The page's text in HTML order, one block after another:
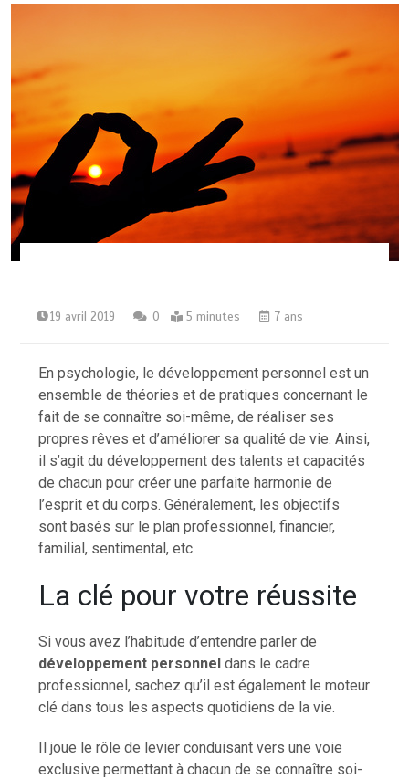
19 avril 2019 0 5 minutes 7 ans
En psychologie, le développement personnel est un
ensemble de théories et de pratiques concernant le
fait de se connaître soi-même, de réaliser ses
propres rêves et d’améliorer sa qualité de vie. Ainsi,
il s’agit du développement des talents et capacités
de chacun pour créer une parfaite harmonie de
l’esprit et du corps. Généralement, les objectifs
sont basés sur le plan professionnel, financier,
familial, sentimental, etc.
La clé pour votre réussite
Si vous avez l’habitude d’entendre parler de
développement personnel dans le cadre
professionnel, sachez qu’il est également le moteur
clé dans tous les aspects quotidiens de la vie.
Il joue le rôle de levier conduisant vers une voie
exclusive permettant à chacun de se connaître soi-